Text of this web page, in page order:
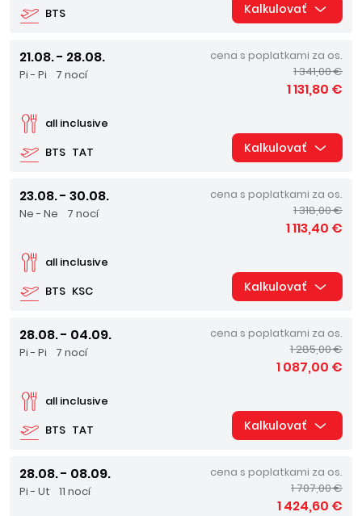
BTS Kalkulovať
21.08. - 28.08.
Pi - Pi 7 nocí
BTS TAT
all inclusive
cena s poplatkami za os.
1 341,00 €
1 131,80 €
Kalkulovať
23.08. - 30.08.
Ne - Ne 7 nocí
BTS KSC
all inclusive
cena s poplatkami za os.
1 318,00 €
1 113,40 €
Kalkulovať
28.08. - 04.09.
Pi - Pi 7 nocí
BTS TAT
all inclusive
cena s poplatkami za os.
1 285,00 €
1 087,00 €
Kalkulovať
28.08. - 08.09.
Pi - Ut 11 nocí
cena s poplatkami za os.
1 707,00 €
1 424,60 €